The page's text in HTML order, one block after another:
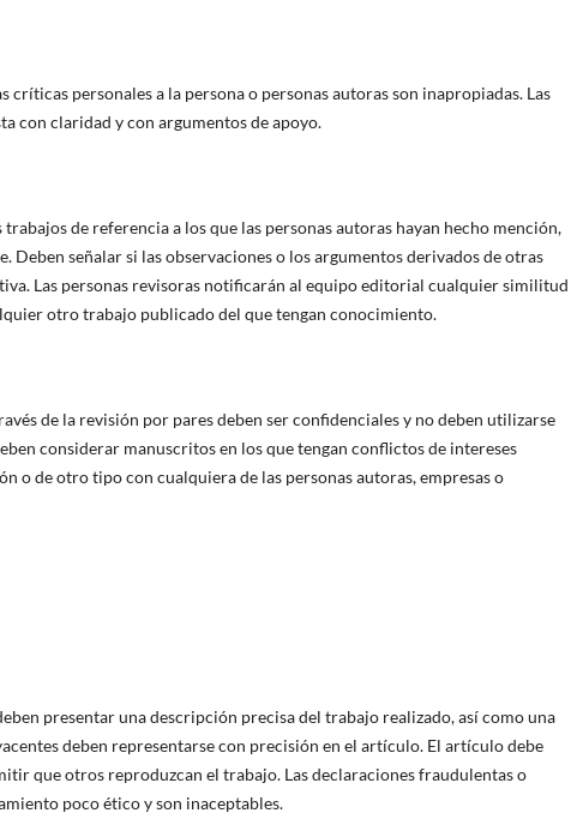
críticas personales a la persona o personas autoras son inapropiadas. Las
con claridad y con argumentos de apoyo.
de referencia a los que las personas autoras hayan hecho mención,
señalar si las observaciones o los argumentos derivados de otras
Las personas revisoras notificarán al equipo editorial cualquier similitud
otro trabajo publicado del que tengan conocimiento.
de la revisión por pares deben ser confidenciales y no deben utilizarse
considerar manuscritos en los que tengan conflictos de intereses
o de otro tipo con cualquiera de las personas autoras, empresas o
presentar una descripción precisa del trabajo realizado, así como una
deben representarse con precisión en el artículo. El artículo debe
que otros reproduzcan el trabajo. Las declaraciones fraudulentas o
poco ético y son inaceptables.